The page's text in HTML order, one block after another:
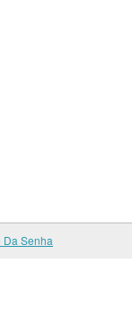
Da Senha